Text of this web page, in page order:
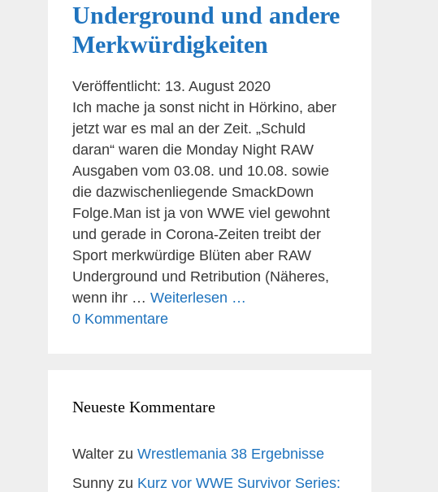
Underground und andere
Merkwürdigkeiten
Veröffentlicht: 13. August 2020
Ich mache ja sonst nicht in Hörkino, aber
jetzt war es mal an der Zeit. „Schuld
daran“ waren die Monday Night RAW
Ausgaben vom 03.08. und 10.08. sowie
die dazwischenliegende SmackDown
Folge.Man ist ja von WWE viel gewohnt
und gerade in Corona-Zeiten treibt der
Sport merkwürdige Blüten aber RAW
Underground und Retribution (Näheres,
wenn ihr … Weiterlesen …
0 Kommentare
Neueste Kommentare
Walter zu Wrestlemania 38 Ergebnisse
Sunny zu Kurz vor WWE Survivor Series: